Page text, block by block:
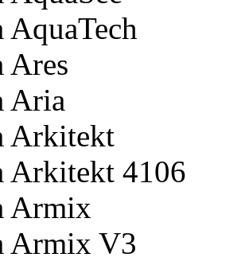
Ares
Aria
Arkitekt
Arkitekt 4106
Armix
Armix V3